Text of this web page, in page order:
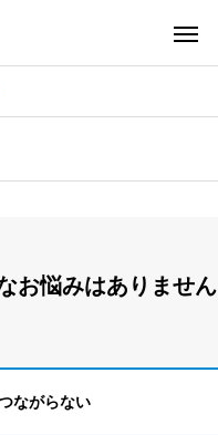
お悩みはありません
ながらない